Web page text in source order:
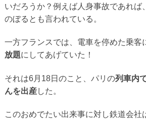
いだろうか？例えば人身事故であれば
のぼるとも言われている。
一方フランスでは、電車を停めた乗客
放題にしてあげていた！
それは6月18日のこと、パリの列車内
んを出産した。
このおめでたい出来事に対し鉄道会社